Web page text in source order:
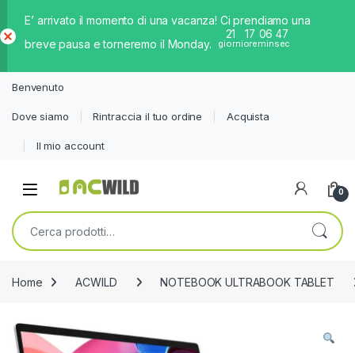
E’ arrivato il momento di una vacanza! Ci prendiamo una
breve pausa e torneremo il Monday.
21
giorni
17
ore
06
min
47
sec
iud
Benvenuto
Dove siamo Rintraccia il tuo ordine Acquista
Il mio account
0
Cerca:
Home ACWILD NOTEBOOK ULTRABOOK TABLET